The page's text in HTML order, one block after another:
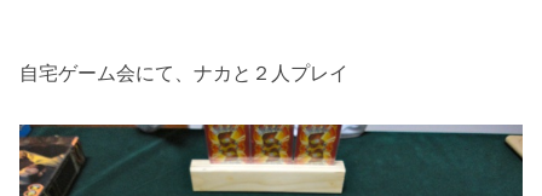
自宅ゲーム会にて、ナカと２人プレイ